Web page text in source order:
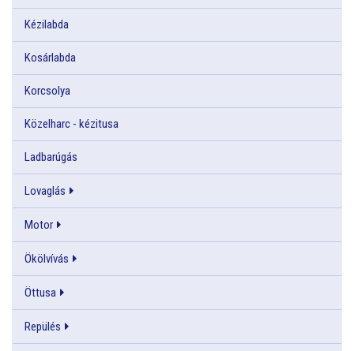
Kézilabda
Kosárlabda
Korcsolya
Közelharc - kézitusa
Ladbarúgás
Lovaglás
Motor
Ökölvívás
Öttusa
Repülés